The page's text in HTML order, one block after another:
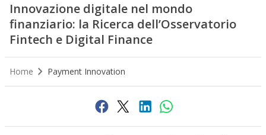
Innovazione digitale nel mondo
finanziario: la Ricerca dell’Osservatorio
Fintech e Digital Finance
Home Payment Innovation